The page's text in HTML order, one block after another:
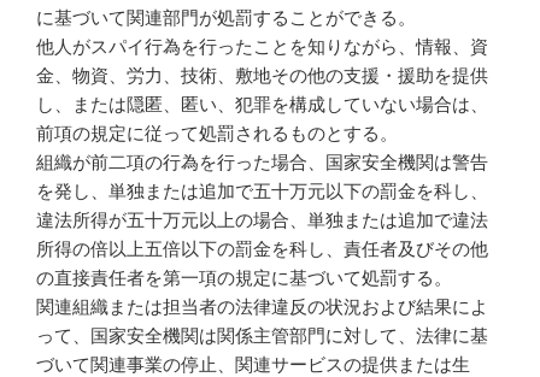
に基づいて関連部門が処罰することができる。
他人がスパイ行為を行ったことを知りながら、情報、資
金、物資、労力、技術、敷地その他の支援・援助を提供
し、または隠匿、匿い、犯罪を構成していない場合は、
前項の規定に従って処罰されるものとする。
組織が前二項の行為を行った場合、国家安全機関は警告
を発し、単独または追加で五十万元以下の罰金を科し、
違法所得が五十万元以上の場合、単独または追加で違法
所得の倍以上五倍以下の罰金を科し、責任者及びその他
の直接責任者を第一項の規定に基づいて処罰する。
関連組織または担当者の法律違反の状況および結果によ
って、国家安全機関は関係主管部門に対して、法律に基
づいて関連事業の停止、関連サービスの提供または生